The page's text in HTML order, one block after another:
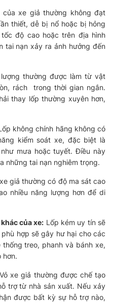
xe giả thường không đạt
thiết, dễ bị nổ hoặc bị hỏng
độ cao hoặc trên địa hình
tai nạn xảy ra ảnh hưởng đến
thường được làm từ vật
rách trong thời gian ngắn.
thay lốp thường xuyên hơn,
không chính hãng không có
kiểm soát xe, đặc biệt là
mưa hoặc tuyết. Điều này
những tai nạn nghiêm trọng.
giả thường có độ ma sát cao
nhiều năng lượng hơn để di
của xe: Lốp kém uy tín sẽ
hợp sẽ gây hư hại cho các
treo, phanh và bánh xe,
hơn.
Vỏ xe giả thường được chế tạo
trợ từ nhà sản xuất. Nếu xảy
được bất kỳ sự hỗ trợ nào,